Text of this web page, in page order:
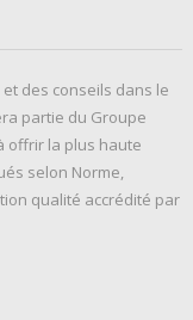
des conseils dans le
partie du Groupe
offrir la plus haute
selon Norme,
qualité accrédité par